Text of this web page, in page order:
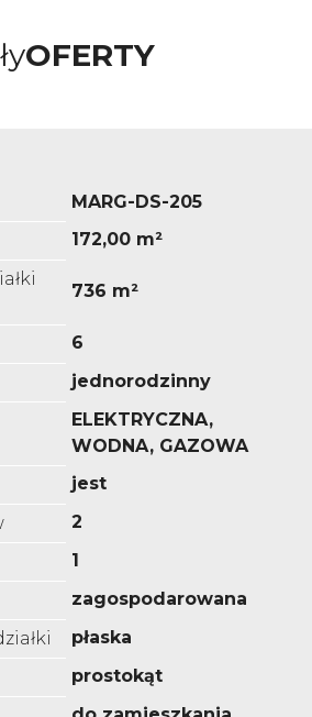
OFERTY
MARG-DS-205
172,00 m²
736 m²
6
jednorodzinny
ELEKTRYCZNA,
WODNA, GAZOWA
jest
2
1
zagospodarowana
płaska
prostokąt